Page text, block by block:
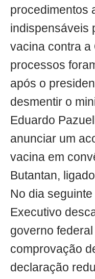
procedimentos
indispensáveis
vacina contra a
processos
após o
desmentir o
Eduardo
anunciar um
vacina em
Butantan,
No dia
Executivo
governo
comprovação
declaração